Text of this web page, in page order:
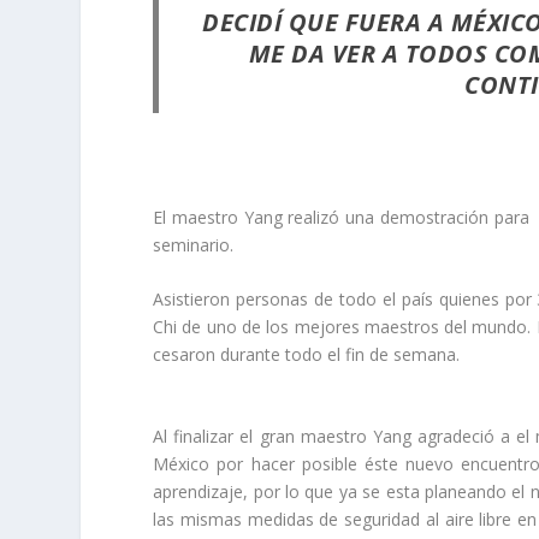
DECIDÍ QUE FUERA A
ME DA VER A TODOS
El maestro Yang realizó una demostración
seminario.
Asistieron personas de todo el país quienes
Chi de uno de los mejores maestros del
cesaron durante todo el fin de semana.
Al finalizar el gran maestro Yang agradeció a
México por hacer posible éste nuevo
aprendizaje, por lo que ya se esta planeando
las mismas medidas de seguridad al aire libre